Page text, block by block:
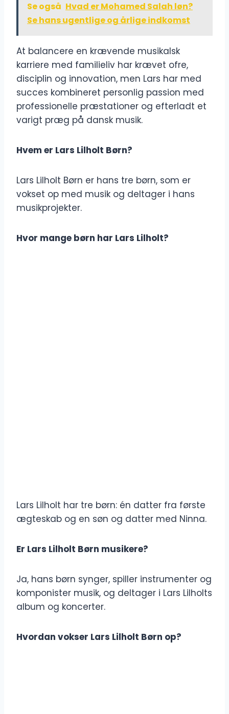
Se også Hvad er Mohamed Salah løn?
Se hans ugentlige og årlige indkomst
At balancere en krævende musikalsk
karriere med familieliv har krævet ofre,
disciplin og innovation, men Lars har med
succes kombineret personlig passion med
professionelle præstationer og efterladt et
varigt præg på dansk musik.
Hvem er Lars Lilholt Børn?
Lars Lilholt Børn er hans tre børn, som er
vokset op med musik og deltager i hans
musikprojekter.
Hvor mange børn har Lars Lilholt?
Lars Lilholt har tre børn: én datter fra første
ægteskab og en søn og datter med Ninna.
Er Lars Lilholt Børn musikere?
Ja, hans børn synger, spiller instrumenter og
komponister musik, og deltager i Lars Lilholts
album og koncerter.
Hvordan vokser Lars Lilholt Børn op?